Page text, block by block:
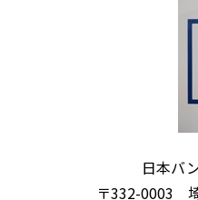
日本バ
〒332-0003